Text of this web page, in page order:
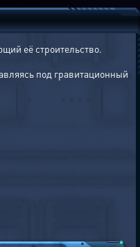
её строительство.
под гравитационный